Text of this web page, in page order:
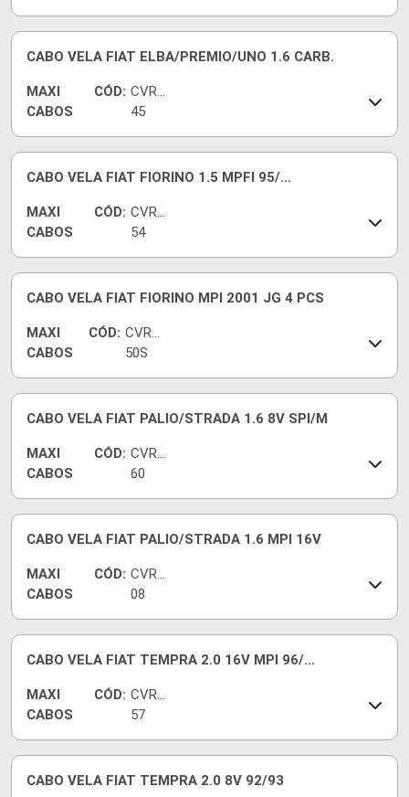
CABO VELA FIAT ELBA/PREMIO/UNO 1.6 CARB.
MAXI
CABOS
CÓD: CVRT
45
CABO VELA FIAT FIORINO 1.5 MPFI 95/...
MAXI
CABOS
CÓD: CVRT
54
CABO VELA FIAT FIORINO MPI 2001 JG 4 PCS
MAXI
CABOS
CÓD: CVR73
50S
CABO VELA FIAT PALIO/STRADA 1.6 8V SPI/M
MAXI
CABOS
CÓD: CVRT
60
CABO VELA FIAT PALIO/STRADA 1.6 MPI 16V
MAXI
CABOS
CÓD: CVRT
08
CABO VELA FIAT TEMPRA 2.0 16V MPI 96/...
MAXI
CABOS
CÓD: CVRT
57
CABO VELA FIAT TEMPRA 2.0 8V 92/93